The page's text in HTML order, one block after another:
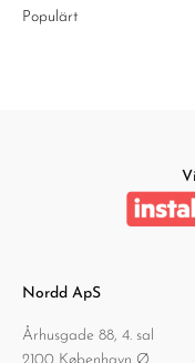
Populärt
Nordd ApS
Århusgade 88, 4. sal